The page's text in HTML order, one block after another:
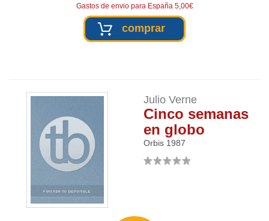
Gastos de envio para España 5,00€
comprar
Julio Verne
Cinco semanas
en globo
Orbis 1987